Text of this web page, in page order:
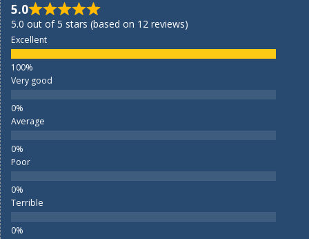
5.0
5.0 out of 5 stars (based on 12 reviews)
Excellent
Very good
Average
Poor
Terrible